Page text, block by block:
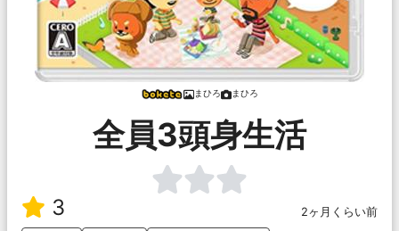
まひろ まひろ
全員3頭身生活
3
2ヶ月くらい前